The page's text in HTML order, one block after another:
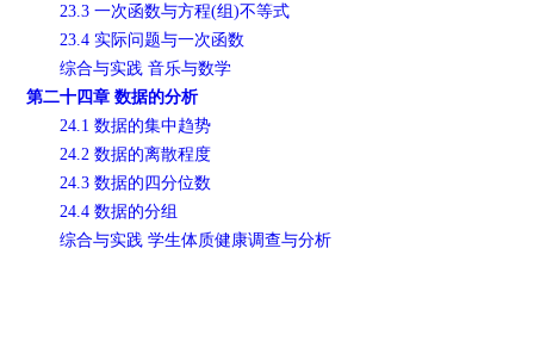
23.3 一次函数与方程(组)不等式
23.4 实际问题与一次函数
综合与实践 音乐与数学
第二十四章 数据的分析
24.1 数据的集中趋势
24.2 数据的离散程度
24.3 数据的四分位数
24.4 数据的分组
综合与实践 学生体质健康调查与分析